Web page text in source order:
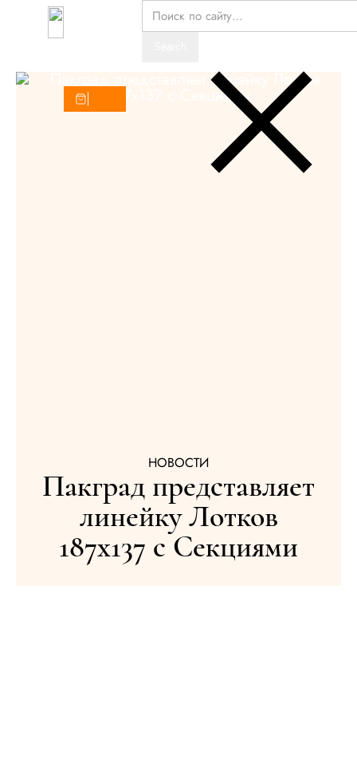
НОВОСТИ
Пакград представляет
линейку Лотков
187х137 с Секциями